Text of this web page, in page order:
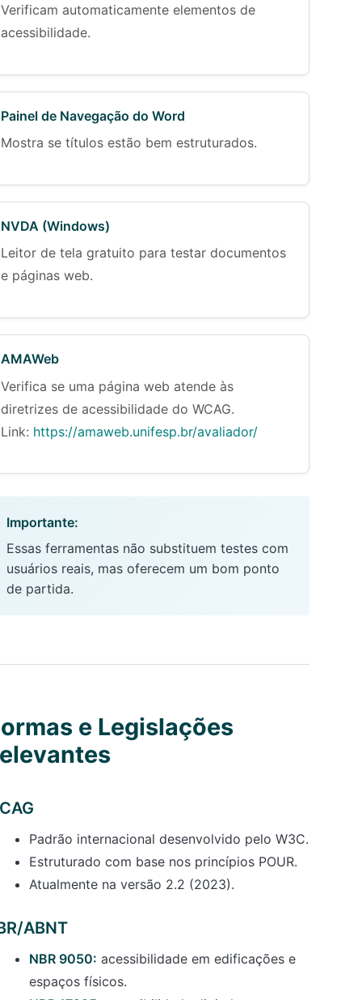
Verificam automaticamente elementos de
acessibilidade.
Painel de Navegação do Word
Mostra se títulos estão bem estruturados.
NVDA (Windows)
Leitor de tela gratuito para testar documentos
e páginas web.
AMAWeb
Verifica se uma página web atende às
diretrizes de acessibilidade do WCAG.
Link: https://amaweb.unifesp.br/avaliador/
Importante:
Essas ferramentas não substituem testes com
usuários reais, mas oferecem um bom ponto
de partida.
e Legislações
Padrão internacional desenvolvido pelo W3C.
Estruturado com base nos princípios POUR.
Atualmente na versão 2.2 (2023).
ABNT
NBR 9050: acessibilidade em edificações e
espaços físicos.